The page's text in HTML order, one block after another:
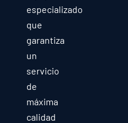
especializado
que
garantiza
un
servicio
de
máxima
calidad